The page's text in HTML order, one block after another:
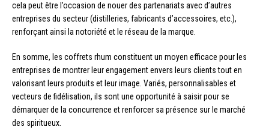
cela peut être l’occasion de nouer des partenariats avec d’autres
entreprises du secteur (distilleries, fabricants d’accessoires, etc.),
renforçant ainsi la notoriété et le réseau de la marque.
En somme, les coffrets rhum constituent un moyen efficace pour les
entreprises de montrer leur engagement envers leurs clients tout en
valorisant leurs produits et leur image. Variés, personnalisables et
vecteurs de fidélisation, ils sont une opportunité à saisir pour se
démarquer de la concurrence et renforcer sa présence sur le marché
des spiritueux.